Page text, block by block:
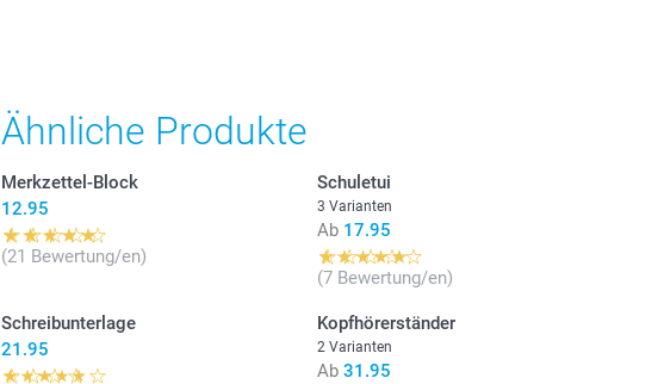
Ähnliche Produkte
Merkzettel-Block
12.95
(21 Bewertung/en)
Schuletui
3 Varianten
Ab 17.95
(7 Bewertung/en)
Schreibunterlage
21.95
Kopfhörerständer
2 Varianten
Ab 31.95